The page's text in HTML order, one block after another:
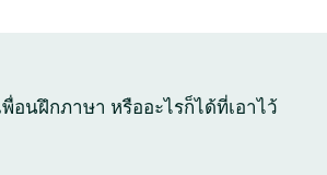
อนฝึกภาษา หรืออะไรก็ได้ที่เอาไว้